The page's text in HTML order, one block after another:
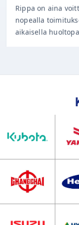
nopealla
aikaisella